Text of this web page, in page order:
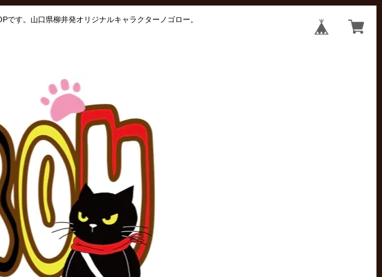
す。山口県柳井発オリジナルキャラクターノゴロー。